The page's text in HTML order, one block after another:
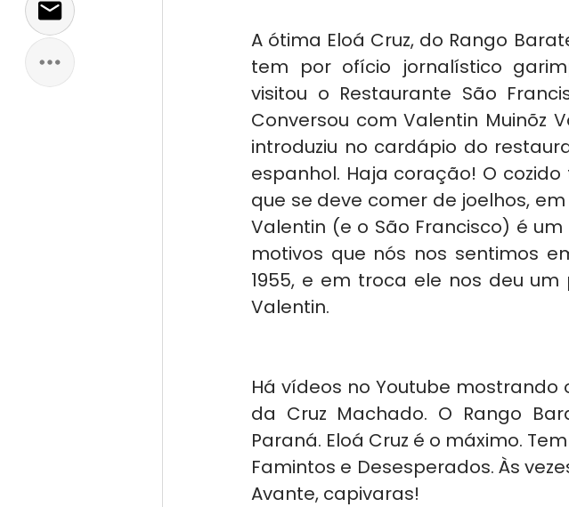
A ótima Eloá Cruz, do Rango
tem por ofício jornalístico
visitou o Restaurante São
Conversou com Valentin Muinõz
introduziu no cardápio do
espanhol. Haja coração! O
que se deve comer de joelhos,
Valentin (e o São Francisco) é
motivos que nós nos sentimos
1955, e em troca ele nos deu
Valentin.
Há vídeos no Youtube mostrando
da Cruz Machado. O Rango
Paraná. Eloá Cruz é o máximo.
Famintos e Desesperados. Às
Avante, capivaras!